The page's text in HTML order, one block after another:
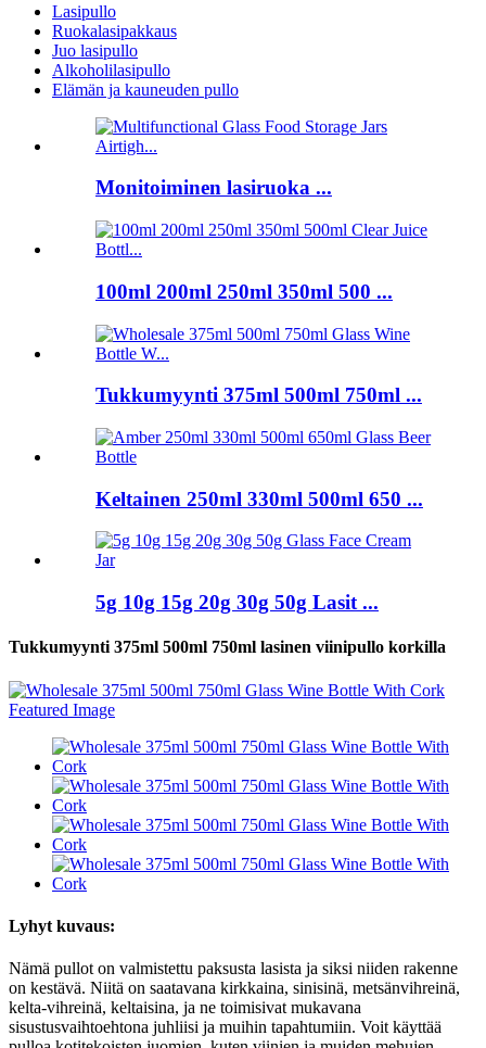
Lasipullo
Ruokalasipakkaus
Juo lasipullo
Alkoholilasipullo
Elämän ja kauneuden pullo
Monitoiminen lasiruoka ...
100ml 200ml 250ml 350ml 500 ...
Tukkumyynti 375ml 500ml 750ml ...
Keltainen 250ml 330ml 500ml 650 ...
5g 10g 15g 20g 30g 50g Lasit ...
Tukkumyynti 375ml 500ml 750ml lasinen viinipullo korkilla
Lyhyt kuvaus:
Nämä pullot on valmistettu paksusta lasista ja siksi niiden rakenne
on kestävä. Niitä on saatavana kirkkaina, sinisinä, metsänvihreinä,
kelta-vihreinä, keltaisina, ja ne toimisivat mukavana
sisustusvaihtoehtona juhliisi ja muihin tapahtumiin. Voit käyttää